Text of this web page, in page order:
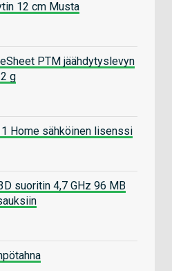
12 cm Musta
PTM jäähdytyslevyn
g
Home sähköinen lisenssi
suoritin 4,7 GHz 96 MB